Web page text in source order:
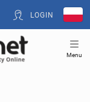
LOGIN
Menu